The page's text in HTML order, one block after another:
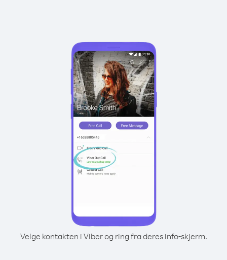
Velge kontakten i Viber og ring fra deres info-skjerm.